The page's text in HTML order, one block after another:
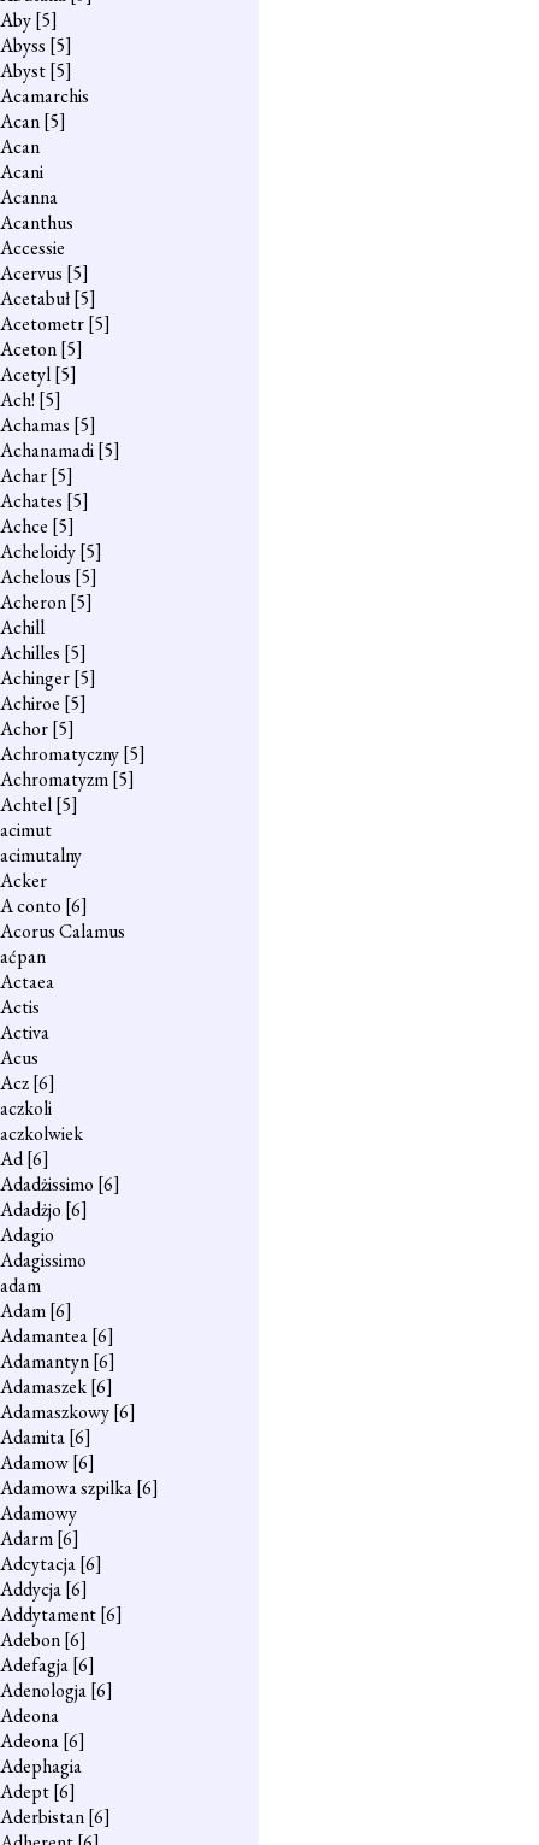
Aby[5]
Abyss [5]
Abyst[5]
Acamarchis
Acan[5]
Acan
Acani
Acanna
Acanthus
Accessie
Acervus [5]
Acetabuł[5]
Acetometr[5]
Aceton[5]
Acetyl[5]
Ach! [5]
Achamas [5]
Achanamadi[5]
Achar[5]
Achates [5]
Achce [5]
Acheloidy[5]
Achelous [5]
Acheron[5]
Achill
Achilles [5]
Achinger[5]
Achiroe [5]
Achor[5]
Achromatyczny[5]
Achromatyzm[5]
Achtel[5]
acimut
acimutalny
Acker
A conto [6]
Acorus Calamus
aćpan
Actaea
Actis
Activa
Acus
Acz[6]
aczkoli
aczkolwiek
Ad[6]
Adadżissimo [6]
Adadżjo [6]
Adagio
Adagissimo
adam
Adam[6]
Adamantea[6]
Adamantyn[6]
Adamaszek[6]
Adamaszkowy[6]
Adamita[6]
Adamow[6]
Adamowa szpilka[6]
Adamowy
Adarm[6]
Adcytacja[6]
Addycja[6]
Addytament[6]
Adebon[6]
Adefagja[6]
Adenologja[6]
Adeona
Adeona[6]
Adephagia
Adept[6]
Aderbistan[6]